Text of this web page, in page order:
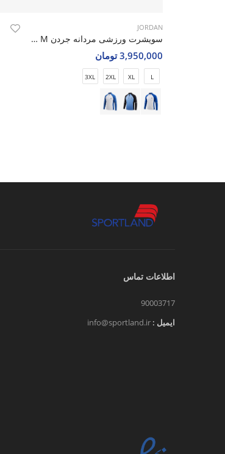
JORDAN
سویشرت ورزشی مردانه جردن Storm Fit M
3,950,000 تومان
L
XL
2XL
3XL
اطلاعات تماس
90003717
ایمیل : info@sportland.ir